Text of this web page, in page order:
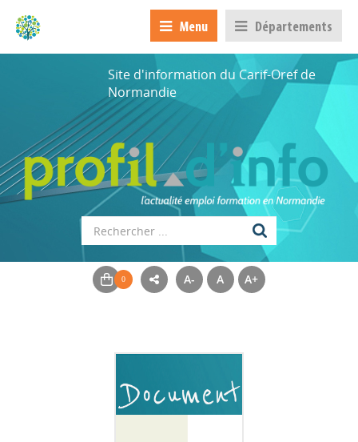
Menu Départements
Site d'information du Carif-Oref de
Normandie
A- A A+